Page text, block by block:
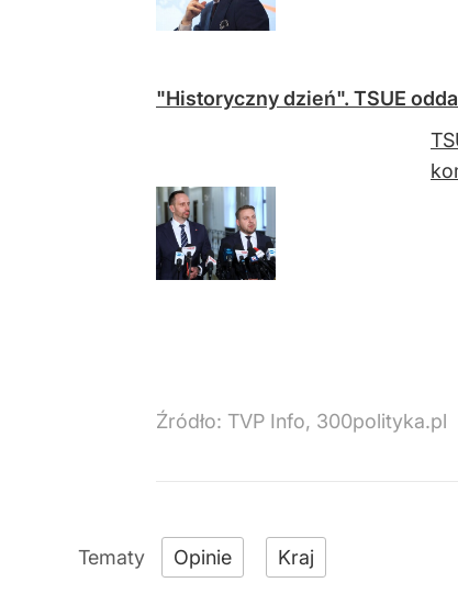
"Historyczny dzień". TSUE
Źródło: TVP Info, 300polityka.pl
Opinie Kraj